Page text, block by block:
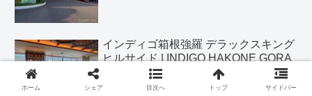
インディゴ箱根強羅 デラックスキング
ヒルサイド | INDIGO HAKONE GORA
ホーム シェア 目次へ トップ サイドバー